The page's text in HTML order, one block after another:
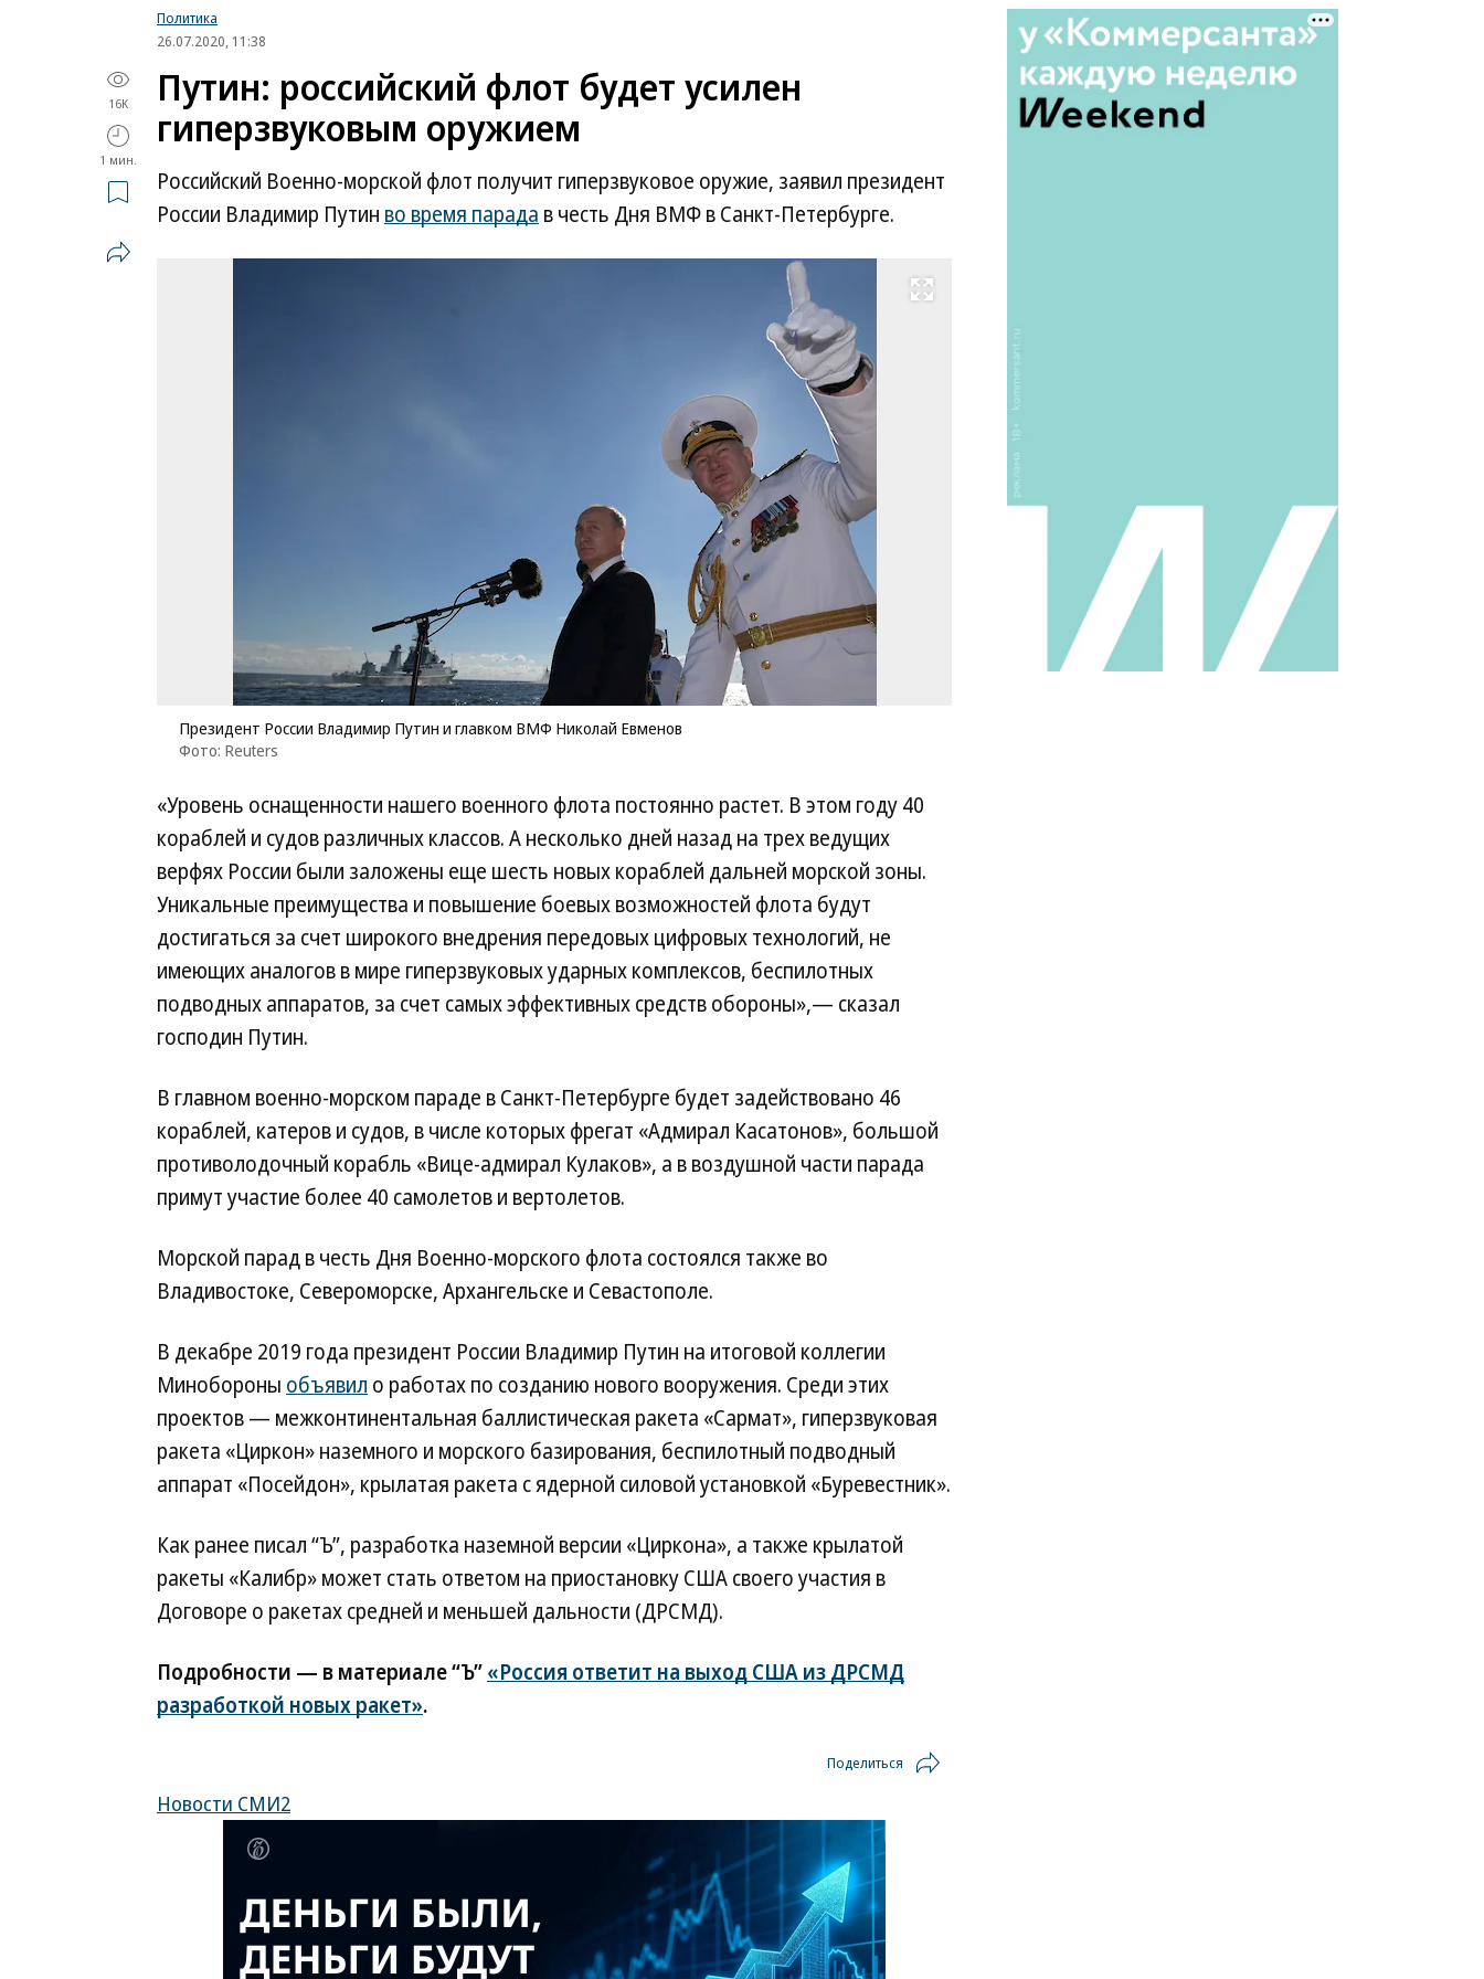
Политика
26.07.2020, 11:38
16K
1 мин.
Путин: российский флот будет усилен
гиперзвуковым оружием
Российский Военно-морской флот получит гиперзвуковое оружие, заявил президент
России Владимир Путин во время парада в честь Дня ВМФ в Санкт-Петербурге.
Развернуть на весь экран
Президент России Владимир Путин и главком ВМФ Николай Евменов
Фото: Reuters
Президент
России
Владимир
Путин
главком
Николай
«Уровень оснащенности нашего военного флота постоянно растет. В этом году 40
кораблей и судов различных классов. А несколько дней назад на трех ведущих
верфях России были заложены еще шесть новых кораблей дальней морской зоны.
Уникальные преимущества и повышение боевых возможностей флота будут
достигаться за счет широкого внедрения передовых цифровых технологий, не
имеющих аналогов в мире гиперзвуковых ударных комплексов, беспилотных
подводных аппаратов, за счет самых эффективных средств обороны»,— сказал
господин Путин.
В главном военно-морском параде в Санкт-Петербурге будет задействовано 46
кораблей, катеров и судов, в числе которых фрегат «Адмирал Касатонов», большой
противолодочный корабль «Вице-адмирал Кулаков», а в воздушной части парада
примут участие более 40 самолетов и вертолетов.
Морской парад в честь Дня Военно-морского флота состоялся также во
Владивостоке, Североморске, Архангельске и Севастополе.
В декабре 2019 года президент России Владимир Путин на итоговой коллегии
Минобороны объявил о работах по созданию нового вооружения. Среди этих
проектов — межконтинентальная баллистическая ракета «Сармат», гиперзвуковая
ракета «Циркон» наземного и морского базирования, беспилотный подводный
аппарат «Посейдон», крылатая ракета с ядерной силовой установкой «Буревестник».
Как ранее писал “Ъ”, разработка наземной версии «Циркона», а также крылатой
ракеты «Калибр» может стать ответом на приостановку США своего участия в
Договоре о ракетах средней и меньшей дальности (ДРСМД).
Подробности — в материале “Ъ”«Россия ответит на выход США из ДРСМД
разработкой новых ракет».
Поделиться
Новости СМИ2